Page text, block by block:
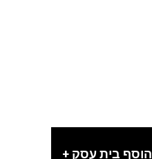
הוסף בית עסק +